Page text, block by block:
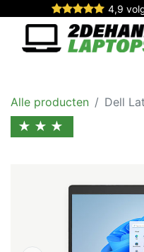
4,9
Alle producten Dell
★★★